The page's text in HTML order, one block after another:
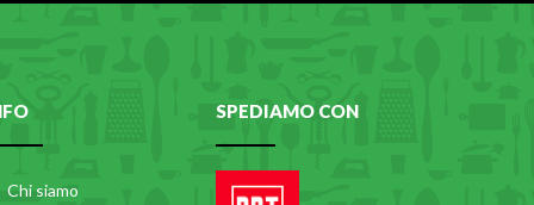
Chi siamo
SPEDIAMO CON